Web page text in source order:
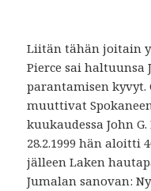
Liitän tähän joitain
Pierce sai haltuunsa
parantamisen kyvyt.
muuttivat
kuukaudessa John
28.2.1999 hän aloitti
jälleen Laken
Jumalan sanovan: